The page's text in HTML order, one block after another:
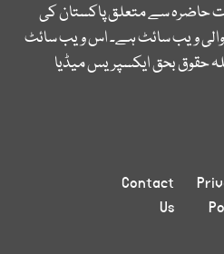
حاضرہ سے متعلق پاکستان کی
ویب سائٹ ہے۔ اس ویب سائٹ
حقوق بحق ایکسپریس میڈیا
Contact
Us